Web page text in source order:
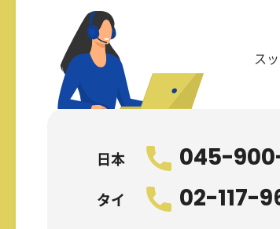
ス
日本 045-
タイ 02-117-